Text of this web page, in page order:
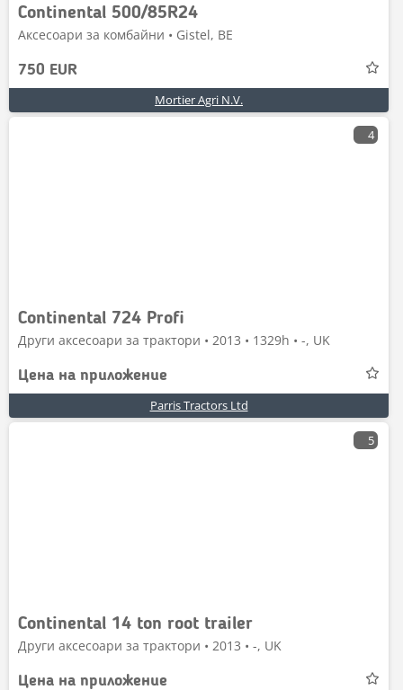
Continental 500/85R24
Аксесоари за комбайни • Gistel, BE
750 EUR
Mortier Agri N.V.
4
Continental 724 Profi
Други аксесоари за трактори • 2013 • 1329h • -, UK
Цена на приложение
Parris Tractors Ltd
5
Continental 14 ton root trailer
Други аксесоари за трактори • 2013 • -, UK
Цена на приложение